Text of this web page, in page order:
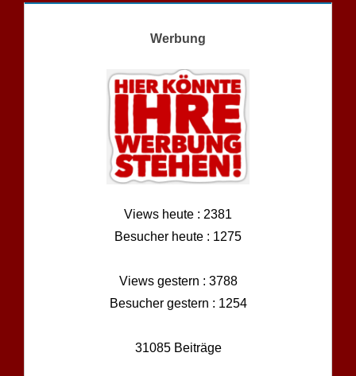
Werbung
Views heute : 2381
Besucher heute : 1275
Views gestern : 3788
Besucher gestern : 1254
31085 Beiträge